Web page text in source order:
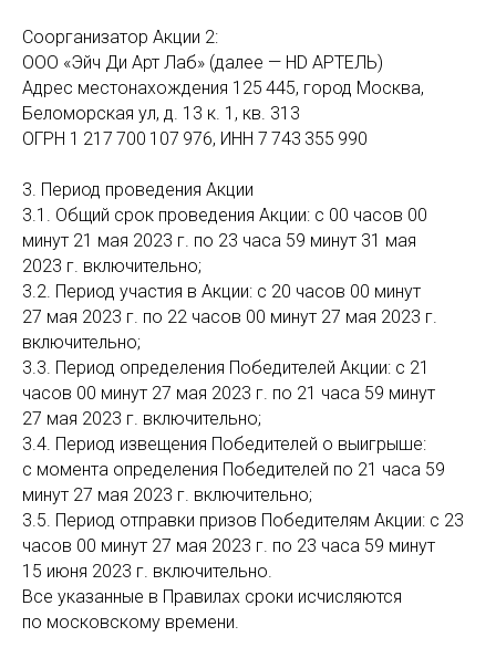
Соорганизатор Акции 2:
ООО «Эйч Ди Арт Лаб» (далее — HD АРТЕЛЬ)
Адрес местонахождения 125 445, город Москва,
Беломорская ул, д. 13 к. 1, кв. 313
ОГРН 1 217 700 107 976, ИНН 7 743 355 990
3. Период проведения Акции
3.1. Общий срок проведения Акции: с 00 часов 00
минут 21 мая 2023 г. по 23 часа 59 минут 31 мая
2023 г. включительно;
3.2. Период участия в Акции: с 20 часов 00 минут
27 мая 2023 г. по 22 часов 00 минут 27 мая 2023 г.
включительно;
3.3. Период определения Победителей Акции: с 21
часов 00 минут 27 мая 2023 г. по 21 часа 59 минут
27 мая 2023 г. включительно;
3.4. Период извещения Победителей о выигрыше:
с момента определения Победителей по 21 часа 59
минут 27 мая 2023 г. включительно;
3.5. Период отправки призов Победителям Акции: с 23
часов 00 минут 27 мая 2023 г. по 23 часа 59 минут
15 июня 2023 г. включительно.
Все указанные в Правилах сроки исчисляются
по московскому времени.